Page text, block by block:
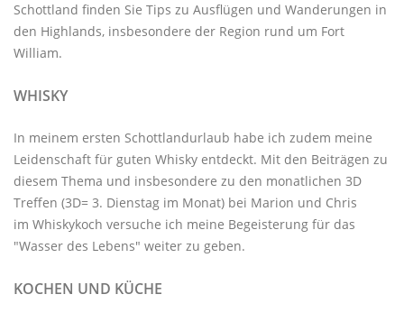
Schottland finden Sie Tips zu Ausflügen und Wanderungen in
den Highlands, insbesondere der Region rund um Fort
William.
WHISKY
In meinem ersten Schottlandurlaub habe ich zudem meine
Leidenschaft für guten Whisky entdeckt. Mit den Beiträgen zu
diesem Thema und insbesondere zu den monatlichen 3D
Treffen (3D= 3. Dienstag im Monat) bei Marion und Chris
im Whiskykoch versuche ich meine Begeisterung für das
"Wasser des Lebens" weiter zu geben.
KOCHEN UND KÜCHE